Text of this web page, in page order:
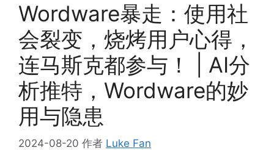
Wordware暴走：使用社
会裂变，烧烤用户心得，
连马斯克都参与！ | AI分
析推特，Wordware的妙
用与隐患
2024-08-20 作者 Luke Fan